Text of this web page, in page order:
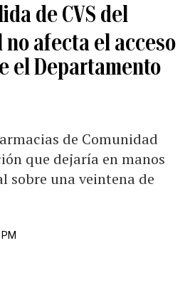
de CVS del
afecta el acceso
el Departamento
de Comunidad
que dejaría en manos
sobre una veintena de